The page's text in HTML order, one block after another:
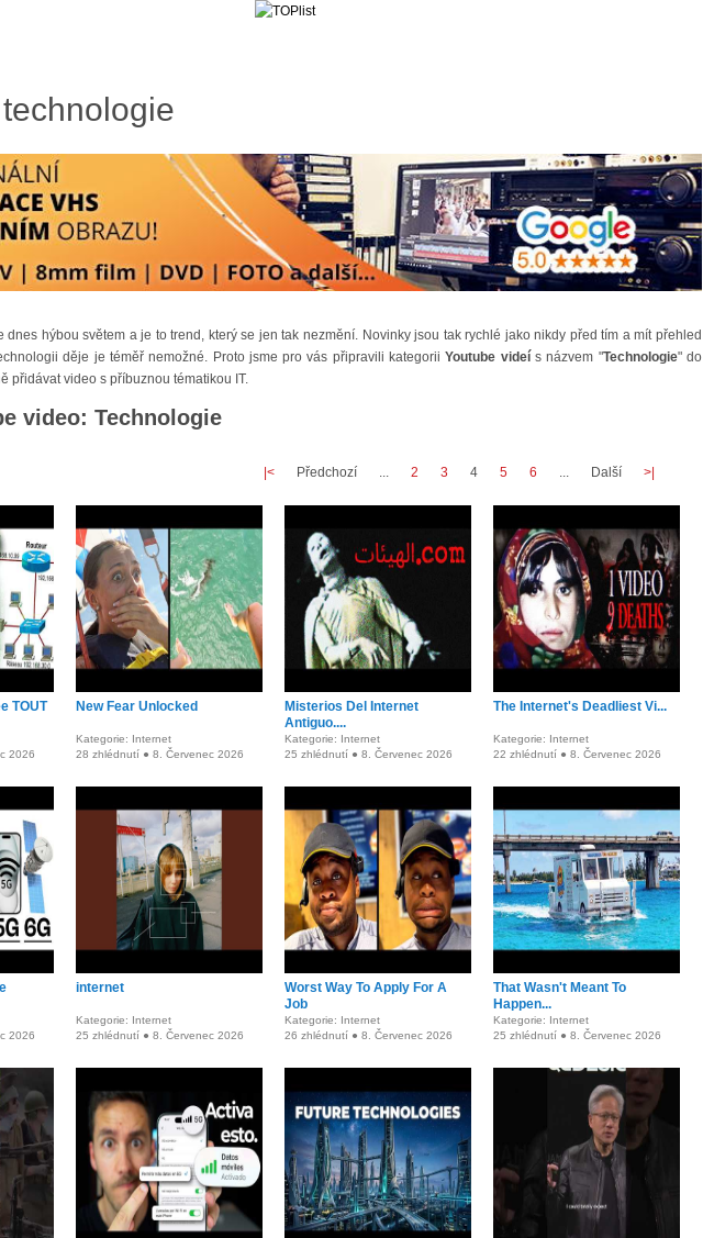
dnes hýbou světem a je to trend, který se jen tak nezmění. Novinky jsou tak rychlé jako nikdy před tím a mít přehled
děje je téměř nemožné. Proto jsme pro vás připravili kategoriiYoutube videís názvem "Technologie" do
přidávat video s příbuznou tématikou IT.
video: Technologie
|< Předchozí ... 2 3 4 5 6 ... Další >|
TOUT
2026
New Fear Unlocked
Kategorie: Internet
28 zhlédnutí ● 8. Červenec 2026
Misterios Del Internet
Antiguo....
Kategorie: Internet
25 zhlédnutí ● 8. Červenec 2026
The Internet's Deadliest Vi...
Kategorie: Internet
22 zhlédnutí ● 8. Červenec 2026
2026
internet
Kategorie: Internet
25 zhlédnutí ● 8. Červenec 2026
Worst Way To Apply For A
Job
Kategorie: Internet
26 zhlédnutí ● 8. Červenec 2026
That Wasn't Meant To
Happen...
Kategorie: Internet
25 zhlédnutí ● 8. Červenec 2026